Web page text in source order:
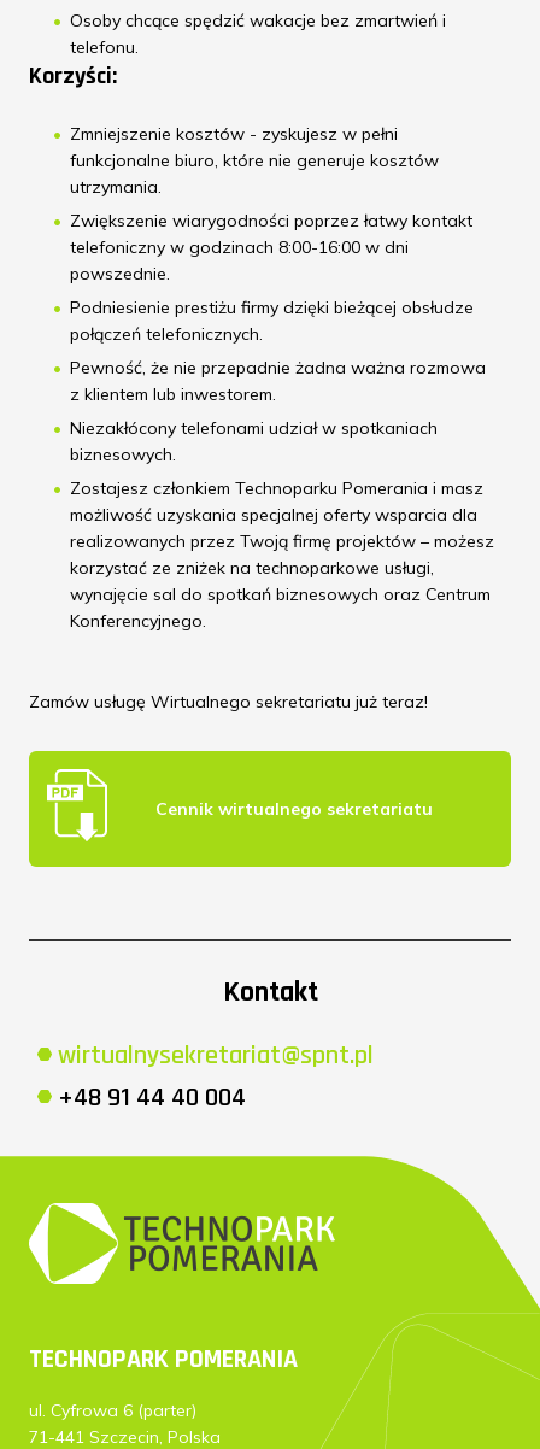
Osoby chcące spędzić wakacje bez zmartwień i
telefonu.
Korzyści:
Zmniejszenie kosztów - zyskujesz w pełni
funkcjonalne biuro, które nie generuje kosztów
utrzymania.
Zwiększenie wiarygodności poprzez łatwy kontakt
telefoniczny w godzinach 8:00-16:00 w dni
powszednie.
Podniesienie prestiżu firmy dzięki bieżącej obsłudze
połączeń telefonicznych.
Pewność, że nie przepadnie żadna ważna rozmowa
z klientem lub inwestorem.
Niezakłócony telefonami udział w spotkaniach
biznesowych.
Zostajesz członkiem Technoparku Pomerania i masz
możliwość uzyskania specjalnej oferty wsparcia dla
realizowanych przez Twoją firmę projektów – możesz
korzystać ze zniżek na technoparkowe usługi,
wynajęcie sal do spotkań biznesowych oraz Centrum
Konferencyjnego.
Zamów usługę Wirtualnego sekretariatu już teraz!
Cennik wirtualnego sekretariatu
Kontakt
wirtualnysekretariat@spnt.pl
+48 91 44 40 004
TECHNOPARK POMERANIA
ul. Cyfrowa 6 (parter)
71-441 Szczecin, Polska